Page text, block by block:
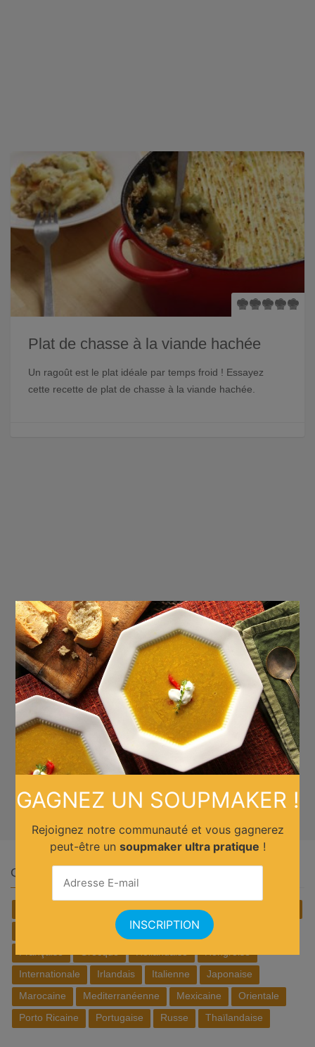
Plat de chasse à la viande hachée
Un ragoût est le plat idéale par temps froid ! Essayez
cette recette de plat de chasse à la viande hachée.
Quelle cuisine ?
Américaine Anglaise
Chinoise Cubaine
Internationale
Irlandais Italienne
Japonaise
Marocaine
Mediterranéenne Mexicaine
Orientale
Porto Ricaine
Portugaise Russe Thaïlandaise
GAGNEZ UN SOUPMAKER !
Rejoignez notre communauté et vous gagnerez
peut-être un soupmaker ultra pratique !
×